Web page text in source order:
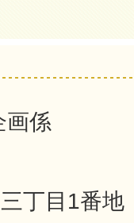
画係
丁目1番地